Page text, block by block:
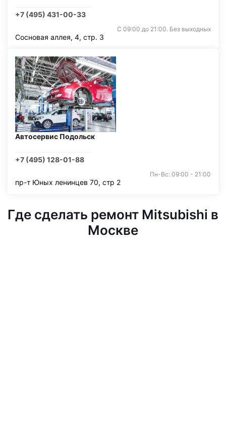
+7 (495) 431-00-33
С 09:00 до 21:00. Без выходных
Сосновая аллея, 4, стр. 3
Автосервис Подольск
+7 (495) 128-01-88
Пн-Вс: 09:00 - 21:00
пр-т Юных ленинцев 70, стр 2
Где сделать ремонт Mitsubishi в
Москве